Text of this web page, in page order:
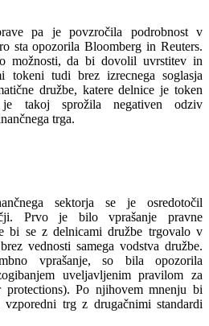
pa je povzročila podrobnost v
sta opozorila Bloomberg in Reuters.
možnosti, da bi dovolil uvrstitev in
tokeni tudi brez izrecnega soglasja
družbe, katere delnice je token
takoj sprožila negativen odziv
trga.
sektorja se je osredotočil
Prvo je bilo vprašanje pravne
bi se z delnicami družbe trgovalo v
vednosti samega vodstva družbe.
vprašanje, so bila opozorila
uveljavljenim pravilom za
protections). Po njihovem mnenju bi
trg z drugačnimi standardi